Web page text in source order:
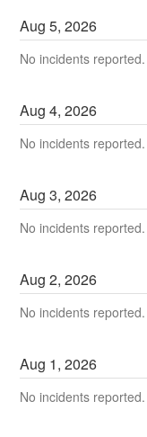
Aug5,2026
No incidents reported.
Aug4,2026
No incidents reported.
Aug3,2026
No incidents reported.
Aug2,2026
No incidents reported.
Aug 1,2026
No incidents reported.